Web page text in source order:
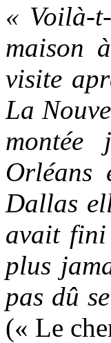
« Voilà-
maison
visite
La
montée
Orléans
Dallas
avait
plus
pas dû
(« Le